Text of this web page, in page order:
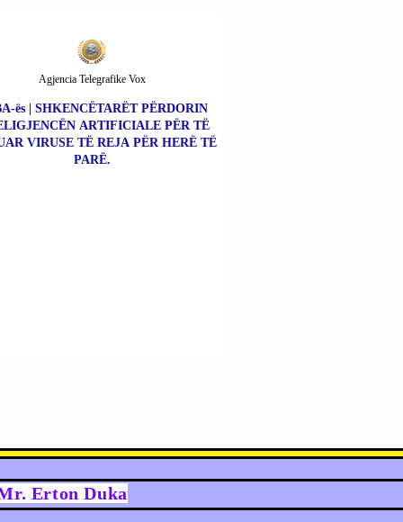
ës | SHKENCËTARËT PËRDORIN
ARTIFICIALE PËR TË
VIRUSE TË REJA PËR HERË TË
PARË.
Agjencia Telegrafike Vox
Erton Duka